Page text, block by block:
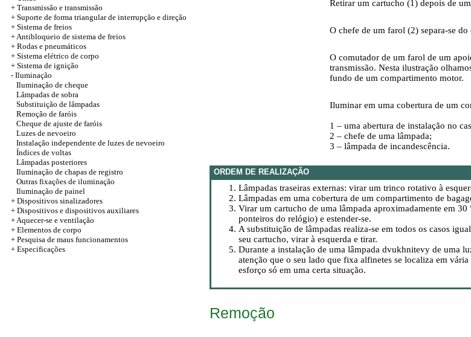
+ Transmissão e transmissão
+ Suporte de forma triangular de interrupção e direção
+ Sistema de freios
+ Antibloqueio de sistema de freios
+ Rodas e pneumáticos
+ Sistema elétrico de corpo
+ Sistema de ignição
- Iluminação
Iluminação de cheque
Lâmpadas de sobra
Substituição de lâmpadas
Remoção de faróis
Cheque de ajuste de faróis
Luzes de nevoeiro
Instalação independente de luzes de nevoeiro
Índices de voltas
Lâmpadas posteriores
Iluminação de chapas de registro
Outras fixações de iluminação
Iluminação de painel
+ Dispositivos sinalizadores
+ Dispositivos e dispositivos auxiliares
+Aquecer-se e ventilação
+ Elementos de corpo
+ Pesquisa de maus funcionamentos
+ Especificações
Retirar um cartucho (1) depois de
O chefe de um farol (2) separa-se
O comutador de um farol de um
transmissão. Nesta ilustração
fundo de um compartimento motor.
Iluminar em uma cobertura de um
1 – uma abertura de instalação no
2 – chefe de uma lâmpada;
3 – lâmpada de incandescência.
ORDEM DE REALIZAÇÃO
Lâmpadas traseiras externas: virar um trinco rotativo à
Lâmpadas em uma cobertura de um compartimento de
Virar um cartucho de uma lâmpada aproximadamente em
ponteiros do relógio) e estender-se.
A substituição de lâmpadas realiza-se em todos os casos
seu cartucho, virar à esquerda e tirar.
Durante a instalação de uma lâmpada dvukhnitevy de uma
atenção que o seu lado que fixa alfinetes se localiza em
esforço só em uma certa situação.
Remoção